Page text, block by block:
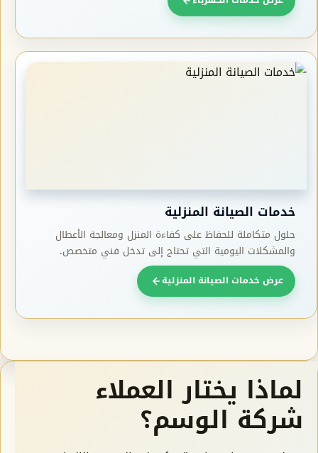
خدمات الصيانة المنزلية
حلول متكاملة للحفاظ على كفاءة المنزل ومعالجة الأعطال
والمشكلات اليومية التي تحتاج إلى تدخل فني متخصص.
عرض خدمات الصيانة المنزلية
لماذا يختار العملاء
شركة الوسم؟